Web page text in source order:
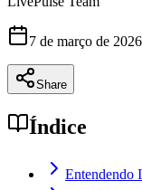
7 de março de 2026
Share
Índice
Entendendo